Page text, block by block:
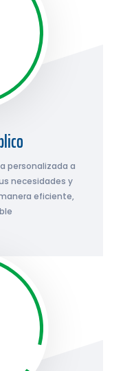
personalizada a
necesidades y
eficiente,